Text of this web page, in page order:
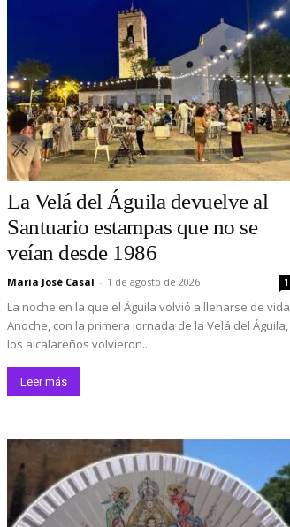
La Velá del Águila devuelve al
Santuario estampas que no se
veían desde 1986
María José Casal - 1 de agosto de 2026 1
La noche en la que el Águila volvió a llenarse de vida
Anoche, con la primera jornada de la Velá del Águila,
los alcalareños volvieron...
Leer más